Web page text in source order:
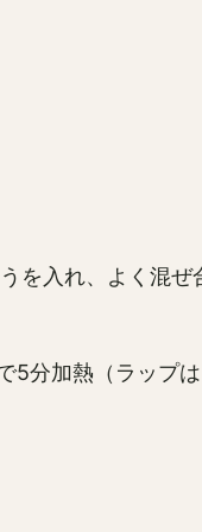
を入れ、よく混ぜ
分加熱（ラップは